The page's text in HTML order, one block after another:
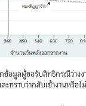
อมูลผู้ขอรับสิทธิกรณีว่างง
ะทราบว่ากลับเข้างานหรือ